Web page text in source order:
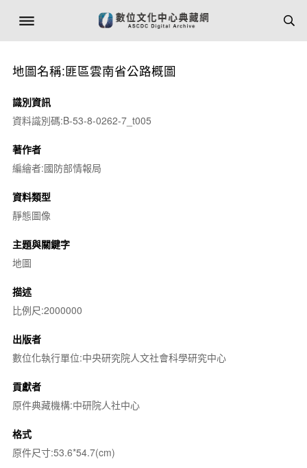
地圖名稱:匪區雲南省公路概圖
識別資訊
資料識別碼:B-53-8-0262-7_t005
著作者
編繪者:國防部情報局
資料類型
靜態圖像
主題與關鍵字
地圖
描述
比例尺:2000000
出版者
數位化執行單位:中央研究院人文社會科學研究中心
貢獻者
原件典藏機構:中研院人社中心
格式
原件尺寸:53.6*54.7(cm)